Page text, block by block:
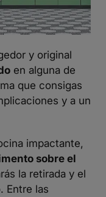
y original
en alguna de
que consigas
y a un
impactante,
sobre el
la retirada y el
Entre las